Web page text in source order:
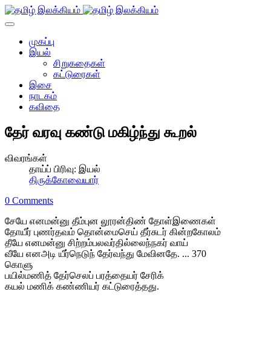
முகப்பு
இயல்
சிறுகதைகள்
கட்டுரைகள்
இசை
நாடகம்
கவிதை
தேர் வரவு கண்டு மகிழ்ந்து கூறல்
விவரங்கள்
தாய்ப் பிரிவு: இயல்
திருக்கோவையார்
0 Comments
சேயே எனமன்னு தீம்புன லூரன்திண் தோள்இணைகள்
தோயீர் புணர்தவம் தொன்மைசெய் தீர்சுடர் கின்றகோலம்
தீயே எனமன்னு சிற்றம்பலவர்தில்லைந்நகர் வாய்
வீயே எனஅடி யீர்நெடுந் தேர்வந்து மேவினதே. ... 370
கொளு
பயில்மணித் தேர்செலப் பரத்தையர் சேரிக்
கயல் மணிக் கண்ணியர் கட்டுரைத்தது.